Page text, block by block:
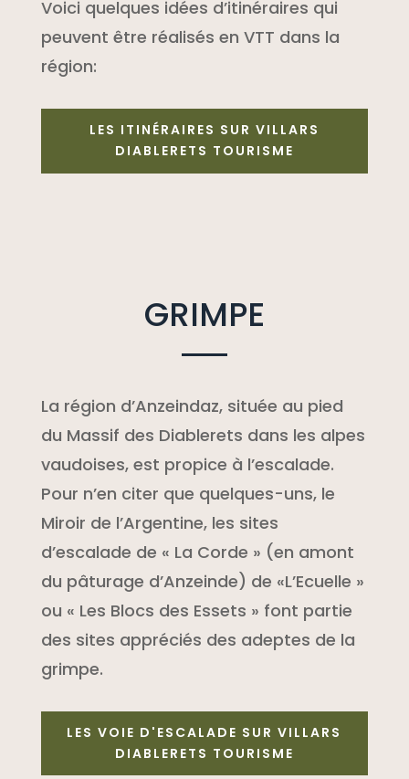
Voici quelques idées d’itinéraires qui
peuvent être réalisés en VTT dans la
région:
LES ITINÉRAIRES SUR VILLARS
DIABLERETS TOURISME
GRIMPE
La région d’Anzeindaz, située au pied
du Massif des Diablerets dans les alpes
vaudoises, est propice à l’escalade.
Pour n’en citer que quelques-uns, le
Miroir de l’Argentine, les sites
d’escalade de « La Corde » (en amont
du pâturage d’Anzeinde) de «L’Ecuelle »
ou « Les Blocs des Essets » font partie
des sites appréciés des adeptes de la
grimpe.
LES VOIE D'ESCALADE SUR VILLARS
DIABLERETS TOURISME